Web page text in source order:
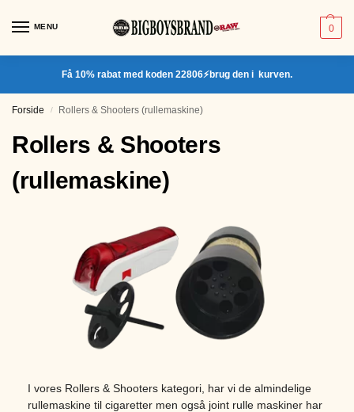
MENU 0
Få 10% rabat med koden 22806⚡brug den i kurven.
Forside / Rollers & Shooters (rullemaskine)
Rollers & Shooters
(rullemaskine)
I vores Rollers & Shooters kategori, har vi de almindelige
rullemaskine til cigaretter men også joint rulle maskiner har